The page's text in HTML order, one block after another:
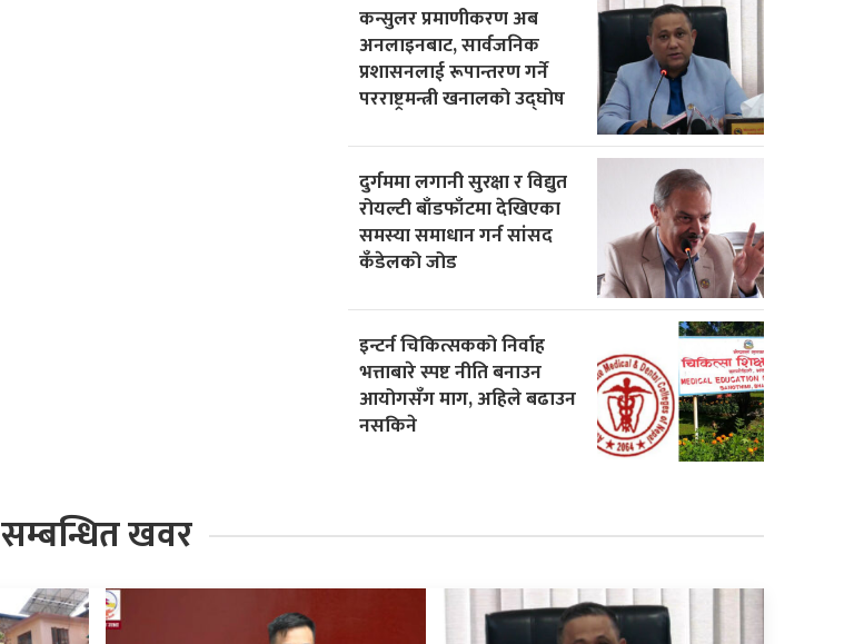
कन्सुलर प्रमाणीकरण अब
अनलाइनबाट, सार्वजनिक
प्रशासनलाई रूपान्तरण गर्ने
परराष्ट्रमन्त्री खनालको उद्घोष
दुर्गममा लगानी सुरक्षा र विद्युत
रोयल्टी बाँडफाँटमा देखिएका
समस्या समाधान गर्न सांसद
कँडेलको जोड
इन्टर्न चिकित्सकको निर्वाह
भत्ताबारे स्पष्ट नीति बनाउन
आयोगसँग माग, अहिले बढाउन
नसकिने
सम्बन्धित खवर